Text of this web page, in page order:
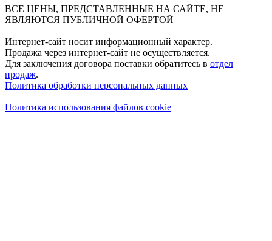
ВСЕ ЦЕНЫ, ПРЕДСТАВЛЕННЫЕ НА САЙТЕ, НЕ
ЯВЛЯЮТСЯ ПУБЛИЧНОЙ ОФЕРТОЙ
Интернет-сайт носит информационный характер.
Продажа через интернет-сайт не осуществляется.
Для заключения договора поставки обратитесь в отдел
продаж.
Политика обработки персональных данных
Политика использования файлов cookie